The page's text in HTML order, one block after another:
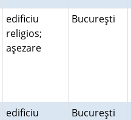
edificiu
religios;
aşezare
Bucureşti
edificiu
Bucureşti